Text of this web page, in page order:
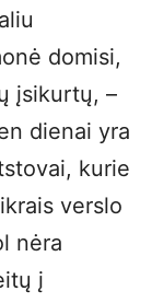
domisi,
įsikurtų, –
dienai yra
kurie
verslo
nėra
į